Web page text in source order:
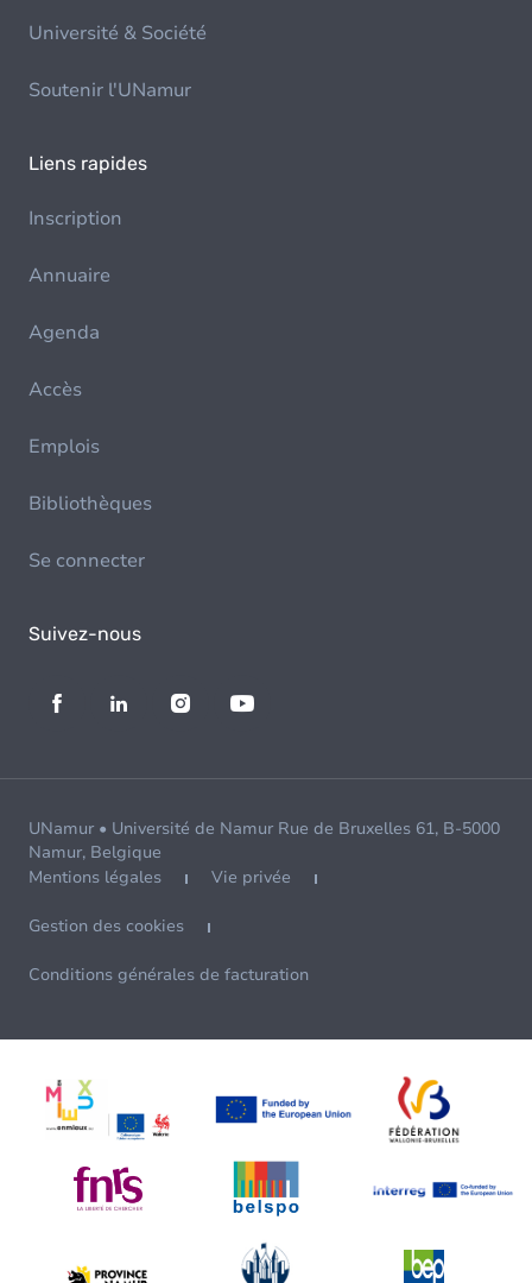
Université & Société
Soutenir l'UNamur
Liens rapides
Inscription
Annuaire
Agenda
Accès
Emplois
Bibliothèques
Se connecter
Suivez-nous
UNamur • Université de Namur Rue de Bruxelles 61, B-5000
Namur, Belgique
Mentions légales
Vie privée
Gestion des cookies
Conditions générales de facturation